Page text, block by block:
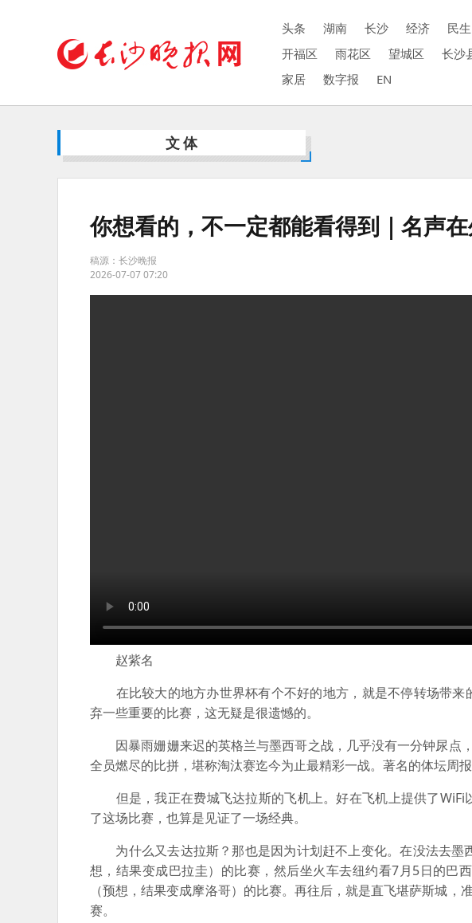
头条 湖南 长沙 经济 民生
开福区
雨花区 望城区 长沙
家居
数字报 EN
文体
你想看的，不一定都能看得到｜名声
稿源：长沙晚报
2026-07-07 07:20
赵紫名
在比较大的地方办世界杯有个不好的地方，就是不停转场带来
弃一些重要的比赛，这无疑是很遗憾的。
因暴雨姗姗来迟的英格兰与墨西哥之战，几乎没有一分钟尿点
全员燃尽的比拼，堪称淘汰赛迄今为止最精彩一战。著名的体坛周
但是，我正在费城飞达拉斯的飞机上。好在飞机上提供了WiFi
了这场比赛，也算是见证了一场经典。
为什么又去达拉斯？那也是因为计划赶不上变化。在没法去墨
想，结果变成巴拉圭）的比赛，然后坐火车去纽约看7月5日的巴
（预想，结果变成摩洛哥）的比赛。再往后，就是直飞堪萨斯城
赛。